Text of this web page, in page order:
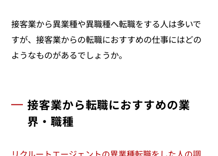
接客業から異業種や異職種へ転職をする人は多いで
すが、接客業からの転職におすすめの仕事にはどの
ようなものがあるでしょうか。
接客業から転職におすすめの業
界・職種